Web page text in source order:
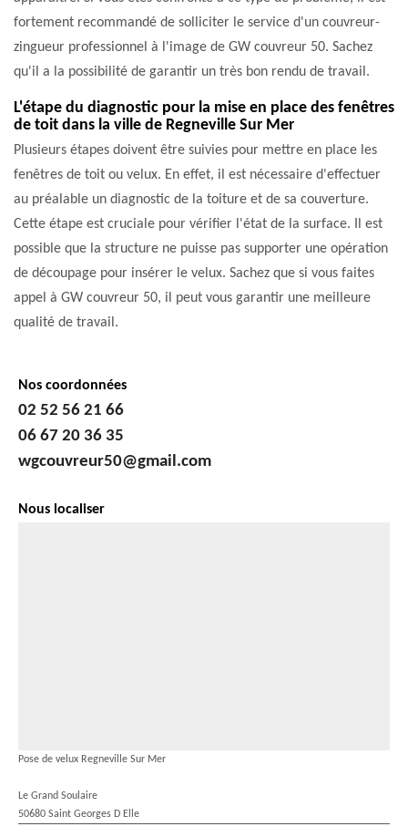
fortement recommandé de solliciter le service d'un couvreur-
zingueur professionnel à l'image de GW couvreur 50. Sachez
qu'il a la possibilité de garantir un très bon rendu de travail.
L'étape du diagnostic pour la mise en place des fenêtres
de toit dans la ville de Regneville Sur Mer
Plusieurs étapes doivent être suivies pour mettre en place les
fenêtres de toit ou velux. En effet, il est nécessaire d'effectuer
au préalable un diagnostic de la toiture et de sa couverture.
Cette étape est cruciale pour vérifier l'état de la surface. Il est
possible que la structure ne puisse pas supporter une opération
de découpage pour insérer le velux. Sachez que si vous faites
appel à GW couvreur 50, il peut vous garantir une meilleure
qualité de travail.
Nos coordonnées
02 52 56 21 66
06 67 20 36 35
wgcouvreur50@gmail.com
Nous localiser
Pose de velux Regneville Sur Mer
Le Grand Soulaire
50680 Saint Georges D Elle